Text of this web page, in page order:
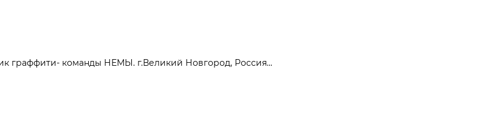
граффити- команды НЕМЫ. г.Великий Новгород, Россия...